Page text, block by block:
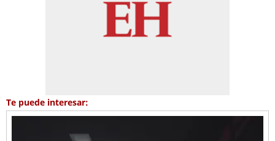
Te puede interesar: